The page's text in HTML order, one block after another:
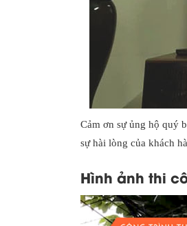
Cảm ơn sự ủng hộ quý
sự hài lòng của khách
Hình ảnh thi